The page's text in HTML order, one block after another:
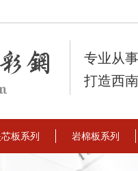
专业从事
打造西
板系列 岩棉板系列